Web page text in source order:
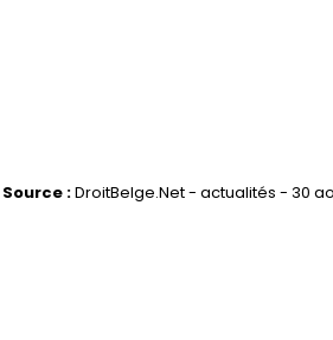
Source :DroitBelge.Net - actualités - 30